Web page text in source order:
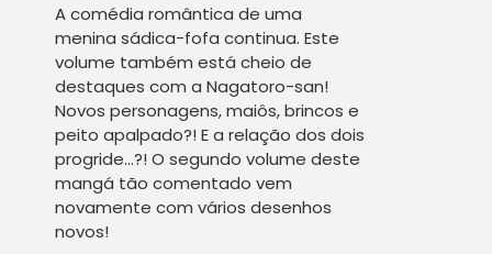
A comédia romântica de uma
menina sádica-fofa continua. Este
volume também está cheio de
destaques com a Nagatoro-san!
Novos personagens, maiôs, brincos e
peito apalpado?! E a relação dos dois
progride…?! O segundo volume deste
mangá tão comentado vem
novamente com vários desenhos
novos!